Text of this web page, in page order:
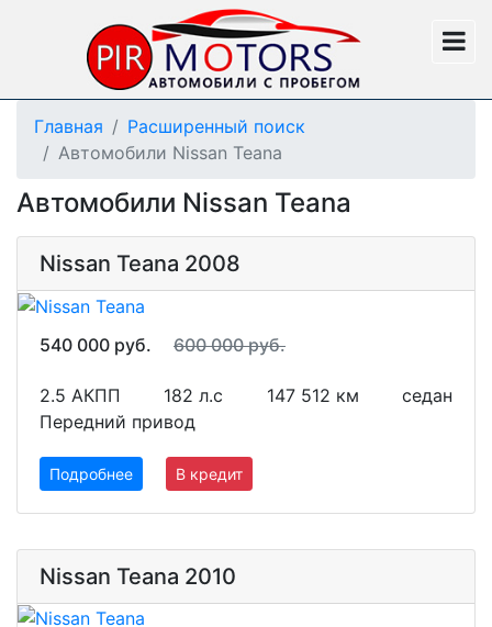
Главная
Расширенный поиск
Автомобили Nissan Teana
Автомобили Nissan Teana
Nissan Teana 2008
540 000 руб. 600 000 руб.
2.5 АКПП 182 л.с 147 512 км
седан
Передний привод
Подробнее В кредит
Nissan Teana 2010